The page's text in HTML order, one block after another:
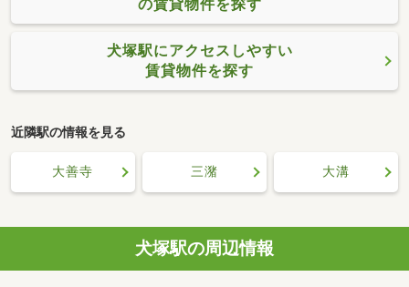
の賃貸物件を探す
犬塚駅にアクセスしやすい
賃貸物件を探す
近隣駅の情報を見る
大善寺 三潴 大溝
犬塚駅の周辺情報